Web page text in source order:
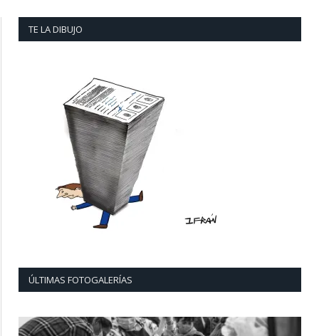
TE LA DIBUJO
ÚLTIMAS FOTOGALERÍAS